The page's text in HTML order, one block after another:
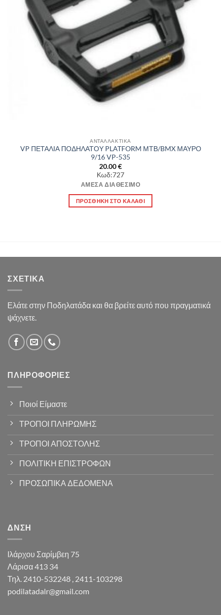
ΑΝΤΑΛΛΑΚΤΙΚΑ
VP ΠΕΤΑΛΙΑ ΠΟΔΗΛΑΤΟΥ PLATFORM ΜΤΒ/BMX ΜΑΥΡΟ
9/16 VP-535
20.00€
Κωδ:727
ΆΜΕΣΑ ΔΙΑΘΈΣΙΜΟ
ΠΡΟΣΘΉΚΗ ΣΤΟ ΚΑΛΆΘΙ
ΣΧΕΤΙΚΆ
Ελάτε στην Ποδηλατάδα και θα βρείτε αυτό που πραγματικά
ψάχνετε.
ΠΛΗΡΟΦΟΡΊΕΣ
Ποιοί Είμαστε
ΤΡΟΠΟΙ ΠΛΗΡΩΜΗΣ
ΤΡΟΠΟΙ ΑΠΟΣΤΟΛΗΣ
ΠΟΛΙΤΙΚΗ ΕΠΙΣΤΡΟΦΩΝ
ΠΡΟΣΩΠΙΚΑ ΔΕΔΟΜΕΝΑ
ΔΝΣΗ
Ιλάρχου Σαρίμβεη 75
Λάρισα 413 34
Τηλ. 2410-532248 , 2411-103298
podilatadalr@gmail.com